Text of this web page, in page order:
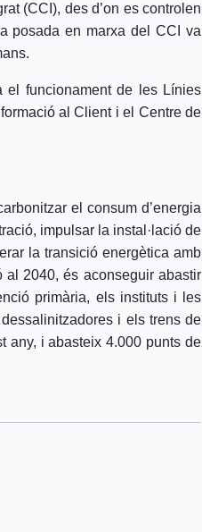
(CCI), des d’on es controlen
posada en marxa del CCI va
el funcionament de les Línies
al Client i el Centre de
el consum d’energia
impulsar la instal·lació de
la transició energètica amb
al 2040, és aconseguir abastir
primària, els instituts i les
i els trens de
any, i abasteix 4.000 punts de